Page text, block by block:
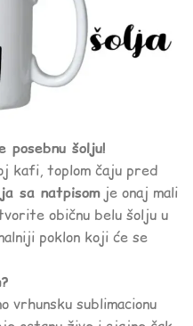
posebnu šolju!
kafi, toplom čaju pred
sa natpisomje onaj mali
običnu belu šolju u
poklon koji će se
vrhunsku sublimacionu